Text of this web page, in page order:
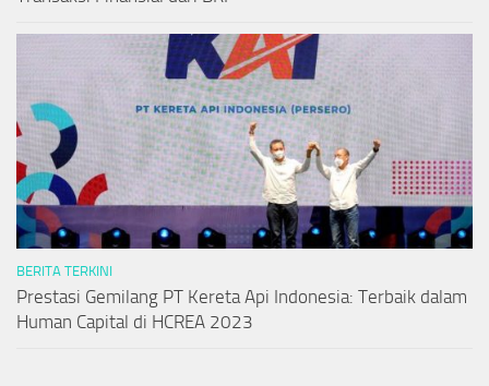
BERITA TERKINI
Prestasi Gemilang PT Kereta Api Indonesia: Terbaik dalam
Human Capital di HCREA 2023